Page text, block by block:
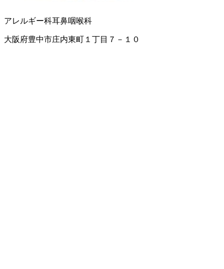
アレルギー科耳鼻咽喉科
大阪府豊中市庄内東町１丁目７－１０